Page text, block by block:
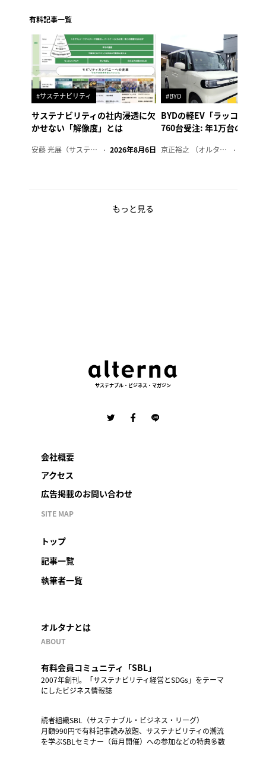
有料記事一覧
#サステナビリティ
サステナビリティの社内浸透に欠
かせない「解像度」とは
安藤 光展（サステナビリティ・コンサルタント） 2026年8月6日
#BYD
BYDの軽EV「ラッコ」、1
760台受注: 年1万台の販売
京正裕之 （オルタナ副編集長）
もっと見る
サステナブル・ビジネス・マガジン
会社概要
アクセス
広告掲載のお問い合わせ
SITE MAP
トップ
記事一覧
執筆者一覧
オルタナとは
ABOUT
有料会員コミュニティ「SBL」
2007年創刊。「サステナビリティ経営とSDGs」をテーマ
にしたビジネス情報誌
読者組織SBL（サステナブル・ビジネス・リーグ）
月額990円で有料記事読み放題、サステナビリティの潮流
を学ぶSBLセミナー（毎月開催）への参加などの特典多数